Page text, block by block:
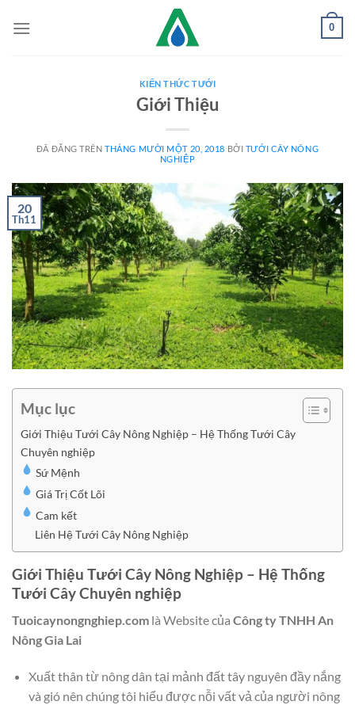
đến
0
KIẾN THỨC TƯỚI
Giới Thiệu
ĐÃ ĐĂNG TRÊNTHÁNG MƯỜI MỘT 20, 2018 BỞI TƯỚI CÂY NÔNG
NGHIỆP
20
Th11
Mục lục
Giới Thiệu Tưới Cây Nông Nghiệp – Hệ Thống Tưới Cây
Chuyên nghiệp
Sứ Mệnh
Giá Trị Cốt Lõi
Cam kết
Liên Hệ Tưới Cây Nông Nghiệp
Giới Thiệu Tưới Cây Nông Nghiệp – Hệ Thống
Tưới Cây Chuyên nghiệp
Tuoicaynongnghiep.com là Website của Công ty TNHH An
Nông Gia Lai
Xuất thân từ nông dân tại mảnh đất tây nguyên đầy nắng
và gió nên chúng tôi hiểu được nỗi vất vả của người nông